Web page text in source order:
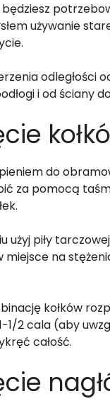
używanie
odległości
i od ściany
do
za pomocą
użyj piły
miejsce na
kołków
1/2 cala (aby
całość.